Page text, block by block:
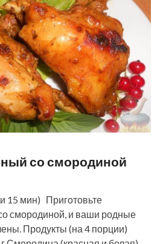
со смородиной
15 мин) Приготовьте
смородиной, и ваши родные
Продукты (на 4 порции)